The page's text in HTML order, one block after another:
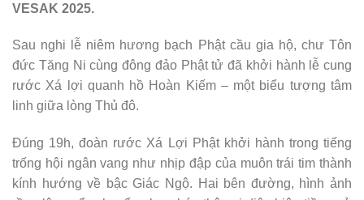
VESAK 2025.
Sau nghi lễ niêm hương bạch Phật cầu gia hộ, chư Tôn
đức Tăng Ni cùng đông đảo Phật tử đã khởi hành lễ cung
rước Xá lợi quanh hồ Hoàn Kiếm – một biểu tượng tâm
linh giữa lòng Thủ đô.
Đúng 19h, đoàn rước Xá Lợi Phật khởi hành trong tiếng
trống hội ngân vang như nhịp đập của muôn trái tim thành
kính hướng về bậc Giác Ngộ. Hai bên đường, hình ảnh